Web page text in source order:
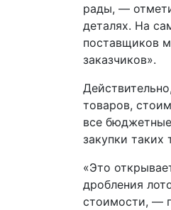
рады, —
деталях. На
поставщиков
заказчиков».
товаров,
все
закупки
«Это
дробления
стоимости, —